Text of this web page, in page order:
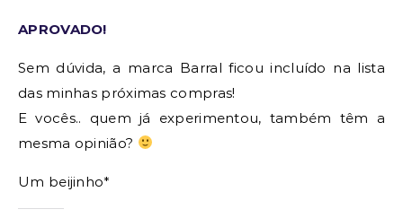
APROVADO!
Sem dúvida, a marca Barral ficou incluído na lista
das minhas próximas compras!
E vocês.. quem já experimentou, também têm a
mesma opinião?
Um beijinho*